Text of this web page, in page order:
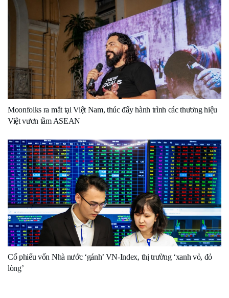
Moonfolks ra mắt tại Việt Nam, thúc đẩy hành trình các thương hiệu
Việt vươn tầm ASEAN
Cổ phiếu vốn Nhà nước ‘gánh’ VN-Index, thị trường ‘xanh vỏ, đỏ
lòng’